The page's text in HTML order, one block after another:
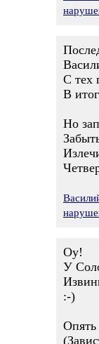
С тех
В
Но
Оу!
У
:-)
Опять